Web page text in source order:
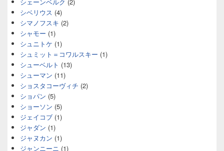
シベリウス (4)
シマノフスキ (2)
シャモー (1)
シュニトケ (1)
シュミット＝コワルスキー (1)
シューベルト (13)
シューマン (11)
ショスタコーヴィチ (2)
ショパン (5)
ショーソン (5)
ジェイコブ (1)
ジャダン (1)
ジャヌカン (1)
ジャンニーニ (1)